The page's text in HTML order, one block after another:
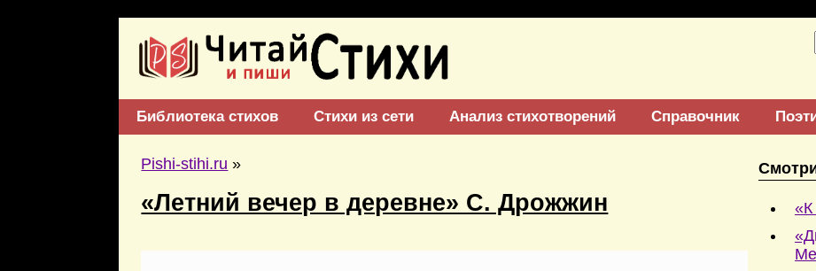
Библиотека стихов Стихи из сети Анализ стихотворений Справочник
Pishi-stihi.ru »
«Летний вечер в деревне» С. Дрожжин